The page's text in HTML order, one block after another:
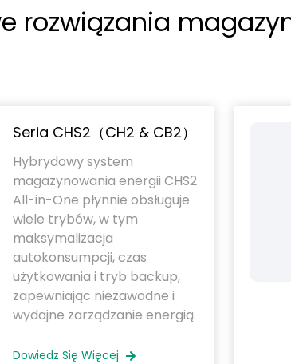
rozwiązania
Seria CHS2（CH2 & CB2）
Hybrydowy system
magazynowania energii CHS2
All-in-One płynnie obsługuje
wiele trybów, w tym
maksymalizacja
autokonsumpcji, czas
użytkowania i tryb backup,
zapewniając niezawodne i
wydajne zarządzanie energią.
Dowiedz Się Więcej